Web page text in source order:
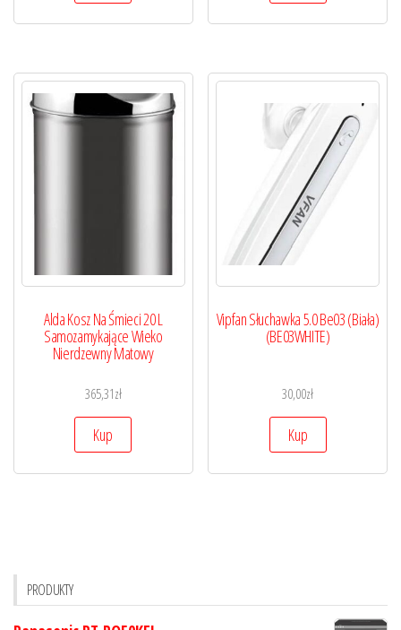
Alda Kosz Na Śmieci 20 L
Samozamykające Wieko
Nierdzewny Matowy
365,31zł
Kup
Vipfan Słuchawka 5.0 Be03 (Biała)
(BE03WHITE)
30,00zł
Kup
PRODUKTY